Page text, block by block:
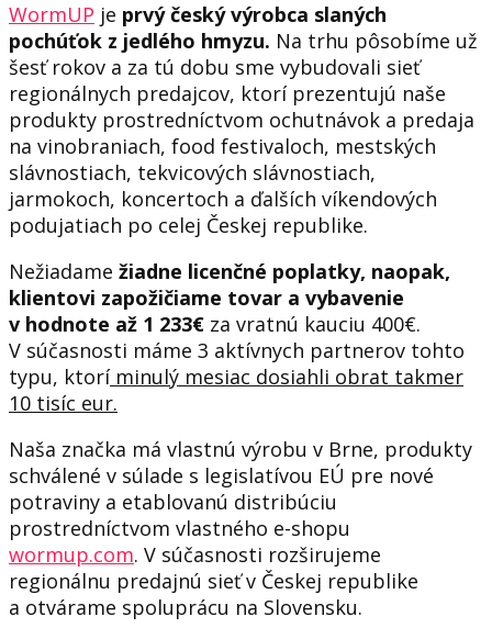
WormUP je prvý český výrobca slaných
pochúťok z jedlého hmyzu. Na trhu pôsobíme už
šesť rokov a za tú dobu sme vybudovali sieť
regionálnych predajcov, ktorí prezentujú naše
produkty prostredníctvom ochutnávok a predaja
na vinobraniach, food festivaloch, mestských
slávnostiach, tekvicových slávnostiach,
jarmokoch, koncertoch a ďalších víkendových
podujatiach po celej Českej republike.
Nežiadame žiadne licenčné poplatky, naopak,
klientovi zapožičiame tovar a vybavenie
v hodnote až 1 233€ za vratnú kauciu 400€.
V súčasnosti máme 3 aktívnych partnerov tohto
typu, ktoríminulý mesiac dosiahli obrat takmer
10 tisíc eur.
Naša značka má vlastnú výrobu v Brne, produkty
schválené v súlade s legislatívou EÚ pre nové
potraviny a etablovanú distribúciu
prostredníctvom vlastného e-shopu
wormup.com. V súčasnosti rozširujeme
regionálnu predajnú sieť v Českej republike
a otvárame spoluprácu na Slovensku.